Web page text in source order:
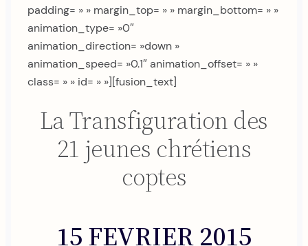
padding= » » margin_top= » » margin_bottom= » »
animation_type= »0″
animation_direction= »down »
animation_speed= »0.1″ animation_offset= » »
class= » » id= » »][fusion_text]
La Transfiguration des
21 jeunes chrétiens
coptes
15 FEVRIER 2015